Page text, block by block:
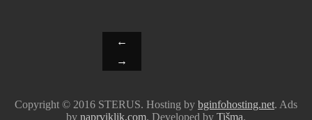
←
→
Copyright © 2016 STERUS. Hosting by bginfohosting.net. Ads
by naprviklik.com. Developed by Tišma.